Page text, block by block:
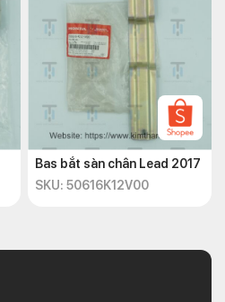
Bas bắt sàn chân Lead 2017
SKU: 50616K12V00